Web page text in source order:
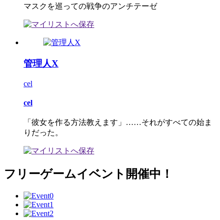
マスクを巡っての戦争のアンチテーゼ
管理人X
cel
cel
「彼女を作る方法教えます」……それがすべての始ま
りだった。
フリーゲームイベント開催中！